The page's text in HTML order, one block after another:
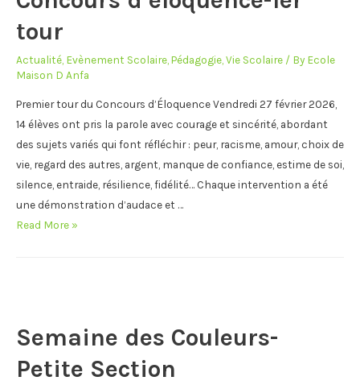
tour
Actualité Evènement Scolaire Pédagogie Vie Scolaire / By Ecole
Maison D Anfa
Premier tour du Concours d’Éloquence Vendredi 27 février 2026,
14 élèves ont pris la parole avec courage et sincérité, abordant
des sujets variés qui font réfléchir : peur, racisme, amour, choix de
vie, regard des autres, argent, manque de confiance, estime de soi,
silence, entraide, résilience, fidélité… Chaque intervention a été
une démonstration d’audace et …
Concours
Read More »
Semaine des Couleurs-
Petite Section